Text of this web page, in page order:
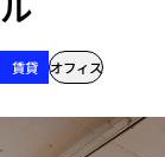
賃貸 オフィス